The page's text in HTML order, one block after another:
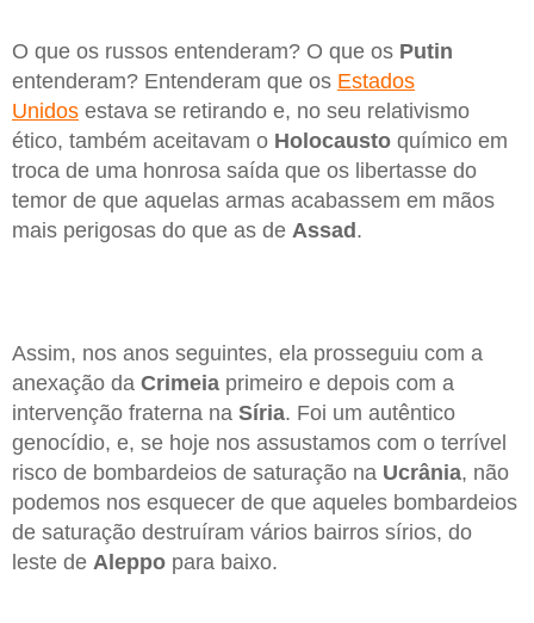
O que os russos entenderam? O que os Putin
entenderam? Entenderam que os Estados
Unidos estava se retirando e, no seu relativismo
ético, também aceitavam o Holocausto químico em
troca de uma honrosa saída que os libertasse do
temor de que aquelas armas acabassem em mãos
mais perigosas do que as de Assad.
Assim, nos anos seguintes, ela prosseguiu com a
anexação da Crimeia primeiro e depois com a
intervenção fraterna na Síria. Foi um autêntico
genocídio, e, se hoje nos assustamos com o terrível
risco de bombardeios de saturação na Ucrânia, não
podemos nos esquecer de que aqueles bombardeios
de saturação destruíram vários bairros sírios, do
leste de Aleppo para baixo.